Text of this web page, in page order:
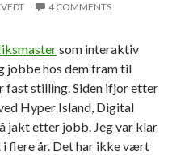
4 COMMENTS
som interaktiv
jobbe hos dem fram til
fast stilling. Siden ifjor etter
Hyper Island, Digital
jakt etter jobb. Jeg var klar
flere år. Det har ikke vært